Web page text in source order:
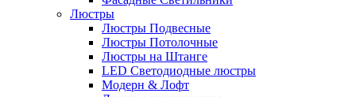
Люстры
Люстры Подвесные
Люстры Потолочные
Люстры на Штанге
LED Светодиодные люстры
Модерн & Лофт